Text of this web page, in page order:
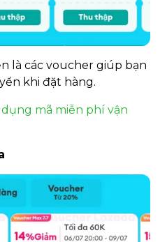
là các voucher giúp bạn
khi đặt hàng.
dụng mã miễn phí vận